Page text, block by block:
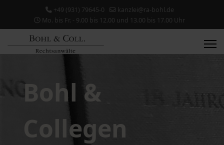
+49 (931) 79645-0
kanzlei@ra-bohl.de
Mo. bis Fr. - 9.00 bis 12.00 und 13.00 bis 17.00 Uhr
Bohl &
Collegen